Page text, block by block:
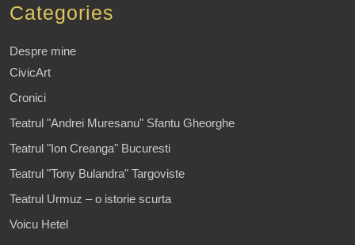
Categories
Despre mine
CivicArt
Cronici
Teatrul "Andrei Muresanu" Sfantu Gheorghe
Teatrul "Ion Creanga" Bucuresti
Teatrul "Tony Bulandra" Targoviste
Teatrul Urmuz – o istorie scurta
Voicu Hetel